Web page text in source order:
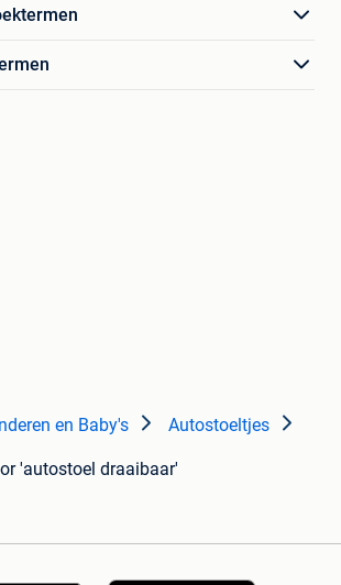
en Baby's Autostoeltjes
'autostoel draaibaar'